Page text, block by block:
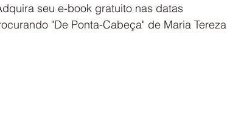
seu e-book gratuito nas datas
"De Ponta-Cabeça" de Maria Tereza